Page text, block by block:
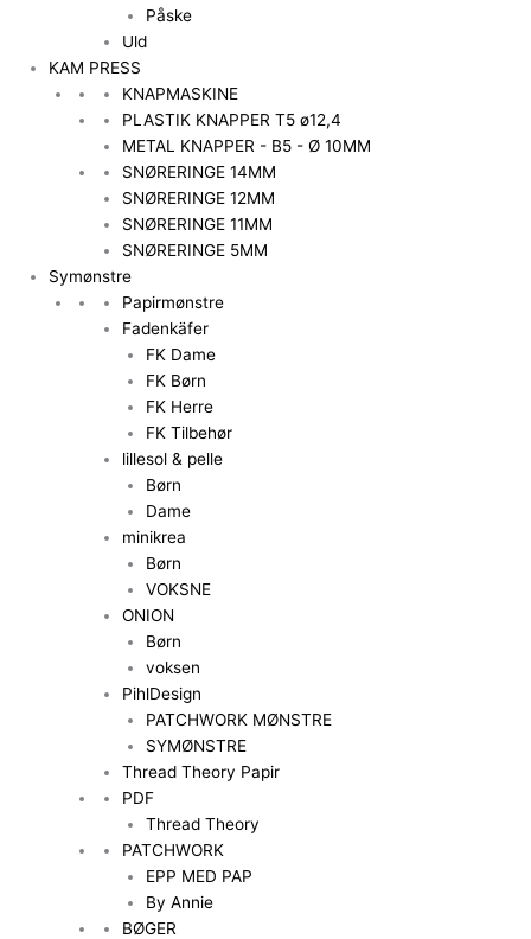
Påske
Uld
KAM PRESS
KNAPMASKINE
PLASTIK KNAPPER T5 ø12,4
METAL KNAPPER - B5 - Ø 10MM
SNØRERINGE 14MM
SNØRERINGE 12MM
SNØRERINGE 11MM
SNØRERINGE 5MM
Symønstre
Papirmønstre
Fadenkäfer
FK Dame
FK Børn
FK Herre
FK Tilbehør
lillesol & pelle
Børn
Dame
minikrea
Børn
VOKSNE
ONION
Børn
voksen
PihlDesign
PATCHWORK MØNSTRE
SYMØNSTRE
Thread Theory Papir
PDF
Thread Theory
PATCHWORK
EPP MED PAP
By Annie
BØGER